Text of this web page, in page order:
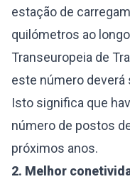
estação de
quilómetros ao
Transeuropeia de
este número deverá
Isto significa que
número de postos
próximos anos.
2. Melhor